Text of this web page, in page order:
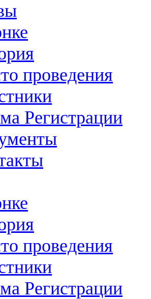
проведения
Регистрации
проведения
Регистрации